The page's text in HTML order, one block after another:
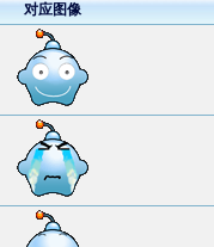
对应图像